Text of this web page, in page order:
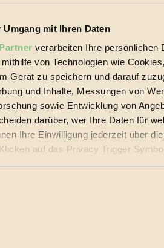
mit Ihren Daten
verarbeiten Ihre persönlichen
von Technologien wie
Gerät zu speichern und darauf
und Inhalte, Messungen von
sowie Entwicklung von
darüber, wer Ihre Daten für
Ihre Einwilligung jederzeit über
auf das Privacy Trigger
wir auch gerne:
aktives Scannen nach bestimmten
Fair-Trade sowie der Branche